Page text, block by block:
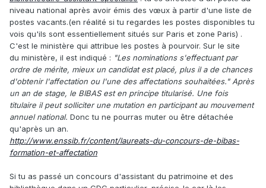
niveau national après avoir émis des vœux à partir d'une liste de
postes vacants.(en réalité si tu regardes les postes disponibles tu
vois qu'ils sont essentiellement situés sur Paris et zone Paris) .
C'est le ministère qui attribue les postes à pourvoir. Sur le site
du ministère, il est indiqué : "Les nominations s'effectuant par
ordre de mérite, mieux un candidat est placé, plus il a de chances
d'obtenir l'affectation ou l'une des affectations souhaitées." Après
un an de stage, le BIBAS est en principe titularisé. Une fois
titulaire il peut solliciter une mutation en participant au mouvement
annuel national. Donc tu ne pourras muter ou être détachée
qu'après un an.
http://www.enssib.fr/content/laureats-du-concours-de-bibas-
formation-et-affectation
Si tu as passé un concours d'assistant du patrimoine et des